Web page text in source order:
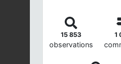
15 853
observations
1